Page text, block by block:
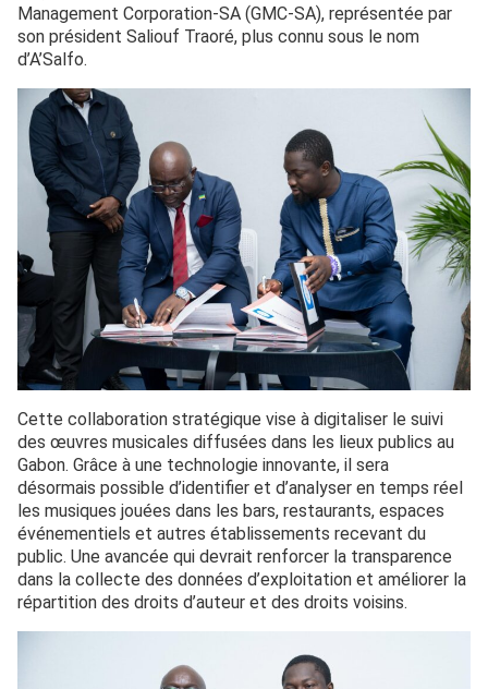
Management Corporation-SA (GMC-SA), représentée par
son président Saliouf Traoré, plus connu sous le nom
d’A’Salfo.
Cette collaboration stratégique vise à digitaliser le suivi
des œuvres musicales diffusées dans les lieux publics au
Gabon. Grâce à une technologie innovante, il sera
désormais possible d’identifier et d’analyser en temps réel
les musiques jouées dans les bars, restaurants, espaces
événementiels et autres établissements recevant du
public. Une avancée qui devrait renforcer la transparence
dans la collecte des données d’exploitation et améliorer la
répartition des droits d’auteur et des droits voisins.